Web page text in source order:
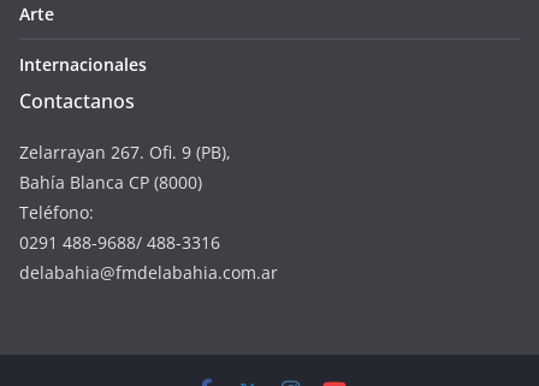
Arte
Internacionales
Contactanos
Zelarrayan 267. Ofi. 9 (PB),
Bahía Blanca CP (8000)
Teléfono:
0291 488-9688/ 488-3316
delabahia@fmdelabahia.com.ar